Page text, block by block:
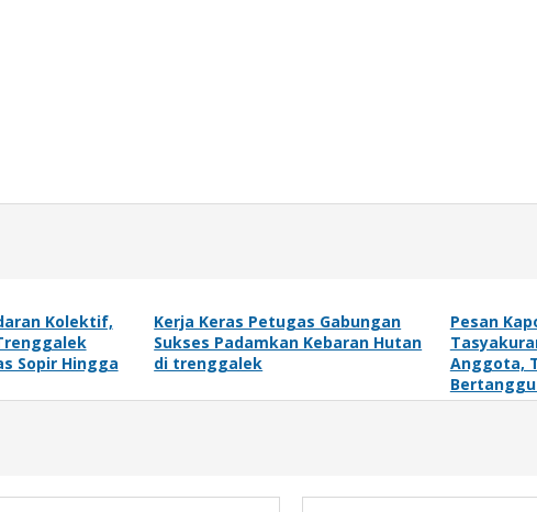
Kolektif,
Sopir Hingga
Kerja Keras Petugas Gabungan
Sukses Padamkan Kebaran Hutan
di trenggalek
Pesan
Anggota,